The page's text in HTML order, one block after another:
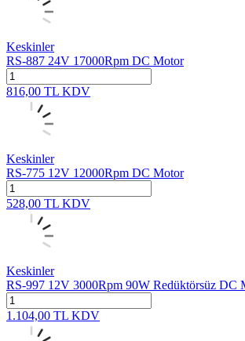
Keskinler
RS-887 24V 17000Rpm DC Motor
816,00 TL KDV
Keskinler
RS-775 12V 12000Rpm DC Motor
528,00 TL KDV
Keskinler
RS-997 12V 3000Rpm 90W Redüktörsüz DC
1.104,00 TL KDV